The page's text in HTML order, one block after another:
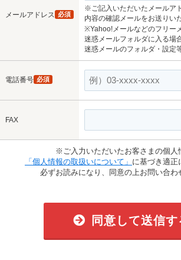
メールアドレス 必須
※ご記入いただいたメールア
内容の確認メールをお送りい
※Yahoo!メールなどのフリー
迷惑メールフォルダに入る場
迷惑メールのフォルダ・設定
電話番号 必須
FAX
※ご入力いただいたお客さまの個人
「個人情報の取扱いについて」 に基づき適正
必ずお読みになり、同意の上お問い合わ
同意して送信す